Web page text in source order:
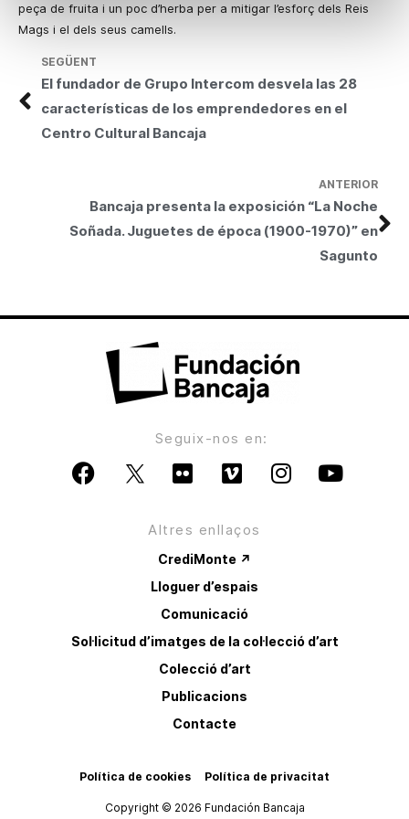
peça de fruita i un poc d’herba per a mitigar l’esforç dels Reis
Mags i el dels seus camells.
ANTERIOR
Bancaja presenta la exposición “La Noche
Soñada. Juguetes de época (1900-1970)” en
Sagunto
SEGÜENT
El fundador de Grupo Intercom desvela las 28
características de los emprendedores en el
Centro Cultural Bancaja
Seguix-nos en:
Altres enllaços
CrediMonte ↗
Lloguer d’espais
Comunicació
Sol·licitud d’imatges de la col·lecció d’art
Colecció d’art
Publicacions
Contacte
Política de cookies Política de privacitat
Copyright © 2026 Fundación Bancaja